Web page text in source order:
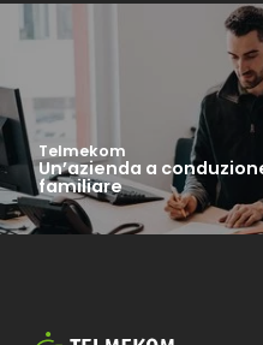
Telmekom
Un’azienda a
familiare